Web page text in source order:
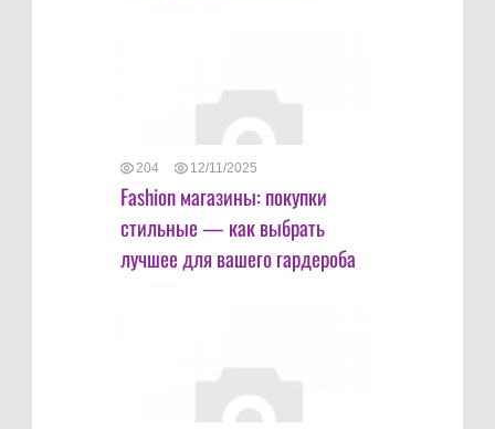
204 12/11/2025
Fashion магазины: покупки
стильные — как выбрать
лучшее для вашего гардероба